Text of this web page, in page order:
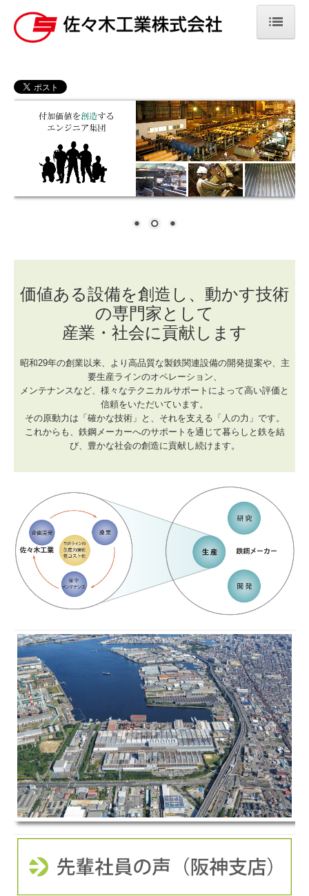
会社案内
会社概要
社長挨拶
人材方針
呉港工業運輸株式会社
ゴコウ株式会社
採用情報
採用案内
先輩社員の声
社内報
本社
阪神支店
広島事業所
価値ある設備を創造し、動かす技術
の専門家として
産業・社会に貢献します
昭和29年の創業以来、より高品質な製鉄関連設備の開発提案や、主
要生産ラインのオペレーション、
メンテナンスなど、様々なテクニカルサポートによって高い評価と
信頼をいただいています。
その原動力は「確かな技術」と、それを支える「人の力」です。
これからも、鉄鋼メーカーへのサポートを通じて暮らしと鉄を結
び、豊かな社会の創造に貢献し続けます。